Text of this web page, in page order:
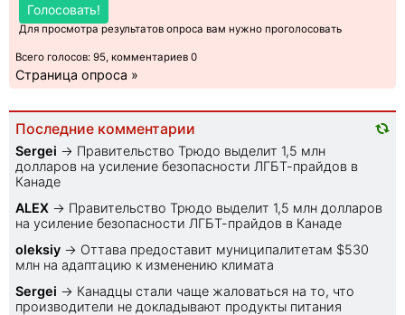
Голосовать!
Для просмотра результатов опроса вам нужно проголосовать
Всего голосов: 95, комментариев 0
Страница опроса »
Последние комментарии
Sеrgei → Правительство Трюдо выделит 1,5 млн
долларов на усиление безопасности ЛГБТ-прайдов в
Канаде
ALEX → Правительство Трюдо выделит 1,5 млн долларов
на усиление безопасности ЛГБТ-прайдов в Канаде
oleksiy → Оттава предоставит муниципалитетам $530
млн на адаптацию к изменению климата
Sеrgei → Канадцы стали чаще жаловаться на то, что
производители не докладывают продукты питания